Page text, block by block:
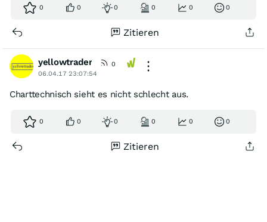
0 0 0 0 0 0
Zitieren
yellowtrader
0
06.04.17 23:07:54
Charttechnisch sieht es nicht schlecht aus.
0 0 0 0 0 0
Zitieren